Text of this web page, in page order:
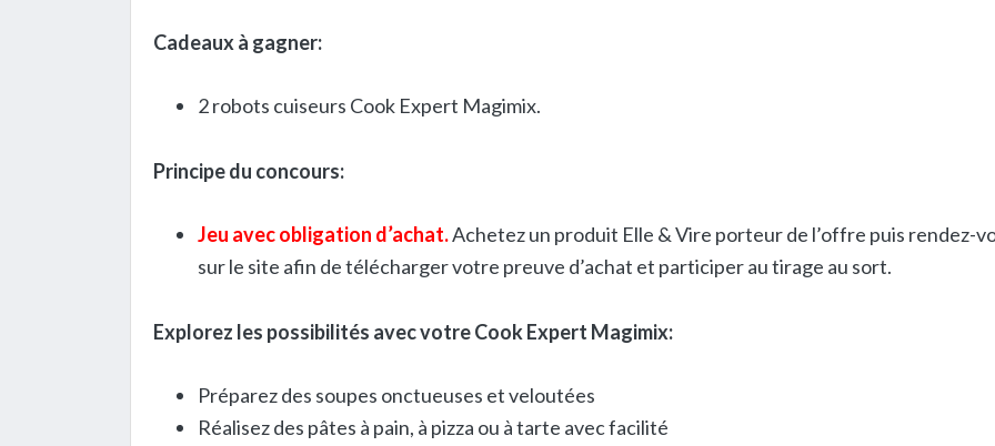
Cadeaux à gagner:
2 robots cuiseurs Cook Expert Magimix.
Principe du concours:
Jeu avec obligation d’achat.Achetez un produit Elle & Vire porteur de l’offre puis rendez-
sur le site afin de télécharger votre preuve d’achat et participer au tirage au sort.
Explorez les possibilités avec votre Cook Expert Magimix:
Préparez des soupes onctueuses et veloutées
Réalisez des pâtes à pain, à pizza ou à tarte avec facilité